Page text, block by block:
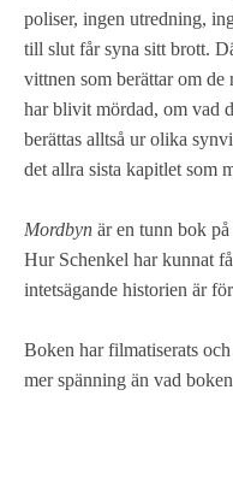
poliser, ingen utredning,
till slut får syna sitt brott.
vittnen som berättar om
har blivit mördad, om vad
berättas alltså ur olika
det allra sista kapitlet som
Mordbyn är en tunn bok
Hur Schenkel har kunnat
intetsägande historien är
Boken har filmatiserats
mer spänning än vad